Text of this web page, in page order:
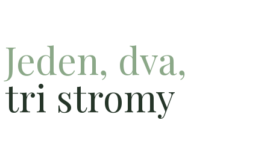
Jeden, dva,
tri stromy